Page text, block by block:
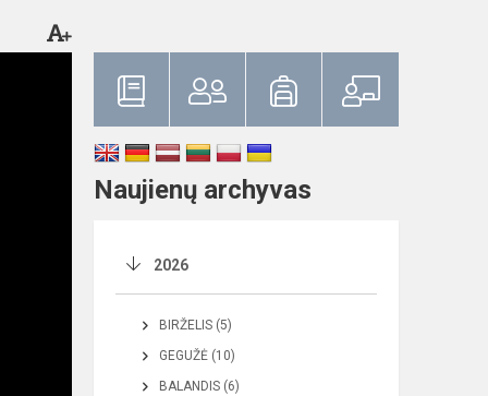
Naujienų archyvas
2026
BIRŽELIS (5)
GEGUŽĖ (10)
BALANDIS (6)